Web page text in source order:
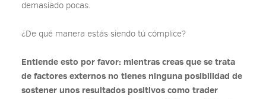
demasiado pocas.
¿De qué manera estás siendo tú cómplice?
Entiende esto por favor: mientras creas que se trata
de factores externos no tienes ninguna posibilidad de
sostener unos resultados positivos como trader